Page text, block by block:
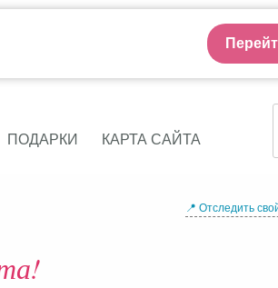
ПОДАРКИ КАРТА САЙТА
📍 Отследить